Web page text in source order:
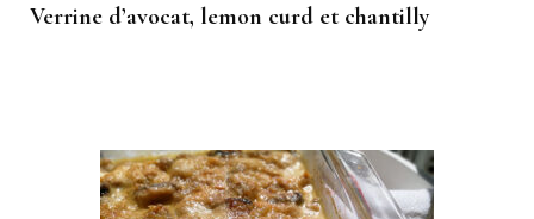
Verrine d’avocat, lemon curd et chantilly